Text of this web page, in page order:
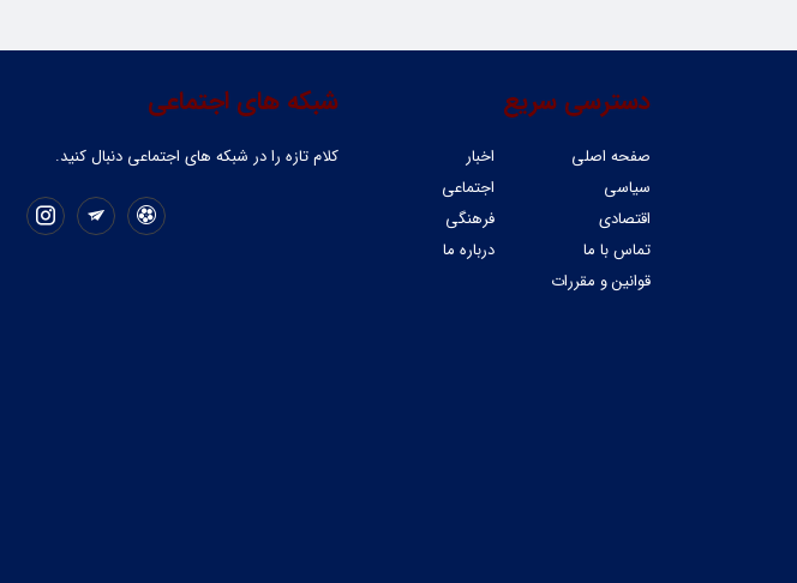
شبکه های اجتماعی
کلام تازه را در شبکه ‌های اجتماعی دنبال کنید.
دسترسی سریع
صفحه اصلی
اخبار
سیاسی
اجتماعی
اقتصادی
فرهنگی
تماس با ما
درباره ما
قوانین و مقررات